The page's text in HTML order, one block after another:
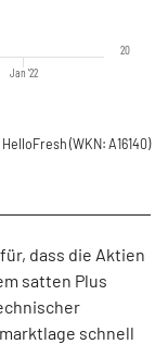
Jan '22
20
HelloFresh (WKN: A16140)
dass die Aktien
satten Plus
schnell